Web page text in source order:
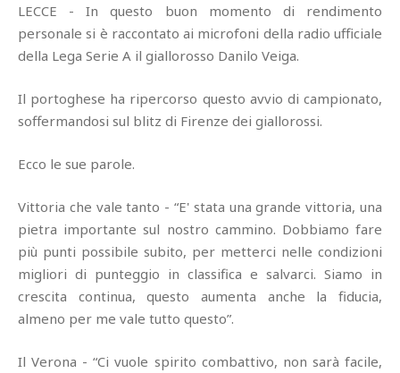
LECCE - In questo buon momento di rendimento
personale si è raccontato ai microfoni della radio ufficiale
della Lega Serie A il giallorosso Danilo Veiga.
Il portoghese ha ripercorso questo avvio di campionato,
soffermandosi sul blitz di Firenze dei giallorossi.
Ecco le sue parole.
Vittoria che vale tanto - “E' stata una grande vittoria, una
pietra importante sul nostro cammino. Dobbiamo fare
più punti possibile subito, per metterci nelle condizioni
migliori di punteggio in classifica e salvarci. Siamo in
crescita continua, questo aumenta anche la fiducia,
almeno per me vale tutto questo”.
Il Verona - “Ci vuole spirito combattivo, non sarà facile,